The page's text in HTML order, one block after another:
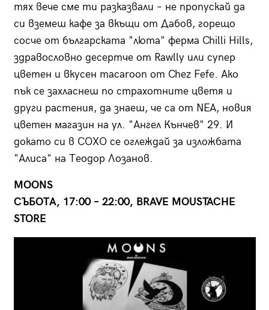
тях вече сме ти разказвали – не пропускай да
си вземеш кафе за вкъщи от Дабов, горещо
сосче от българската "люта" ферма Chilli Hills,
здравословно десертче от Rawlly или супер
цветен и вкусен macaroon от Chez Fefe. Ако
пък се захласнеш по страхотните цветя и
други растения, да знаеш, че са от NEA, новия
цветен магазин на ул. "Ангел Кънчев" 29. И
докато си в СОХО се оглеждай за изложбата
"Алиса" на Теодор Лозанов.
MOONS
СЪБОТА, 17:00 – 22:00, BRAVE MOUSTACHE
STORE